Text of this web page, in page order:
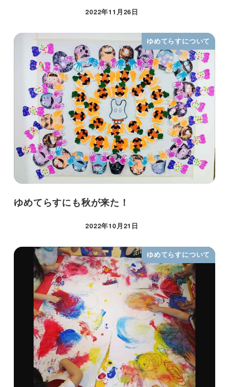
2022年11月26日
ゆめてらすについて
ゆめてらすにも秋が来た！
2022年10月21日
ゆめてらすについて